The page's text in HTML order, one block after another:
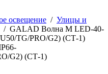
освещение / Улицы и
/ GALAD Волна M LED-40-
TG/PRO/G2) (СТ-1)
G2) (СТ-1)